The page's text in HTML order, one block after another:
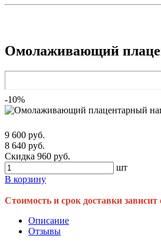
Омолаживающий
-10%
9 600 руб.
8 640 руб.
Скидка 960 руб.
шт
В корзину
Стоимость и срок доставки
Описание
Отзывы